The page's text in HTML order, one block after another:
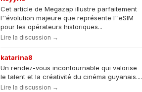
Cet article de Megazap illustre parfaitement
l''évolution majeure que représente l''eSIM
pour les opérateurs historiques...
Lire la discussion →
katarina8
Un rendez-vous incontournable qui valorise
le talent et la créativité du cinéma guyanais....
Lire la discussion →